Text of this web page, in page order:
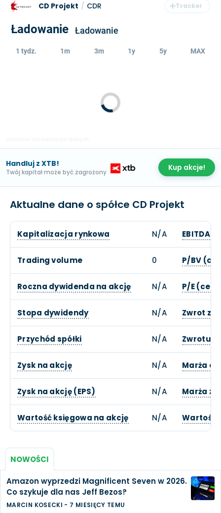
CD Projekt / CDR
Ładowanie Ładowanie
1 tydz. 1m 3m 1y 5y MAX
Handluj z XTB!
Twój kapitał może być zagrożony Kup akcje!
Aktualne dane o spółce CD Projekt
Kapitalizacja rynkowa N/A EBITDA
Trading volume 0 P/BV
Roczna dywidenda na akcję N/A P/E
Stopa dywidendy N/A Zwrot z
Przychód spółki N/A Zwrotu z
Zysk na akcję N/A Marża
Zysk na akcję (EPS) N/A Marża
Wartość księgowa na akcję N/A Wartość
NOWOŚCI
Amazon wyprzedzi Magnificent Seven w 2026.
Co szykuje dla nas Jeff Bezos?
MARCIN KOSECKI - 7 MIESIĘCY TEMU